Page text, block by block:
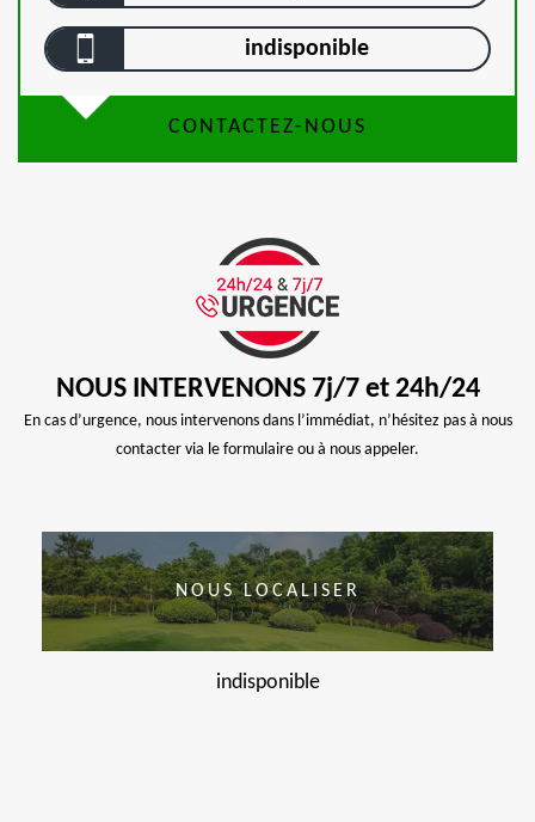
indisponible
CONTACTEZ-NOUS
NOUS INTERVENONS 7j/7 et 24h/24
En cas d’urgence, nous intervenons dans l’immédiat, n’hésitez pas à nous
contacter via le formulaire ou à nous appeler.
NOUS LOCALISER
indisponible